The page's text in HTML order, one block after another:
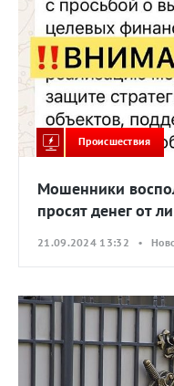
Происшествия
Мошенники
просят денег от
21.09.2024 13:32 •